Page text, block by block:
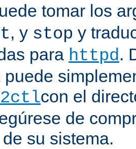
tomar los
, y stop y
para httpd.
puede
con el
de
su sistema.